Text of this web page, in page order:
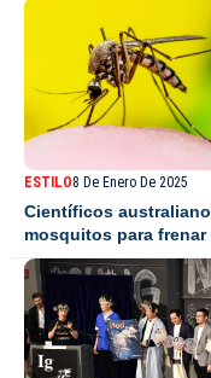
ESTILO8 De Enero De 2025
Científicos
mosquitos para frenar